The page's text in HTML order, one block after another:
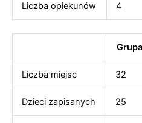
Liczba opiekunów 4
Liczba miejsc 32
Dzieci zapisanych 25